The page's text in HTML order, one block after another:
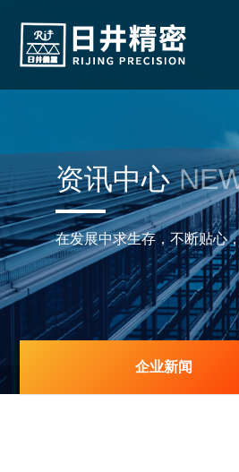
资讯中心
在发展中求生存，不断贴心
企业新闻